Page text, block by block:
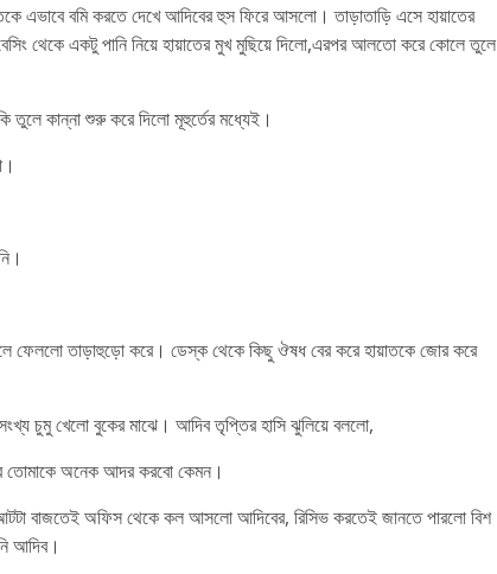
এভাবে বমি করতে দেখে আদিবের হুস ফিরে আসলো। তাড়াতাড়ি এসে হায়াতের
থেকে একটু পানি নিয়ে হায়াতের মুখ মুছিয়ে দিলো,এরপর আলতো করে কোলে তুলে
তুলে কান্না শুরু করে দিলো মূহুর্তের মধ্যেই।
ফেললো তাড়াহুড়ো করে। ডেস্ক থেকে কিছু ঔষধ বের করে হায়াতকে জোর করে
চুমু খেলো বুকের মাঝে। আদিব তৃপ্তির হাসি ঝুলিয়ে বললো,
তোমাকে অনেক আদর করবো কেমন।
আটটা বাজতেই অফিস থেকে কল আসলো আদিবের, রিসিভ করতেই জানতে পারলো বিশ
আদিব।